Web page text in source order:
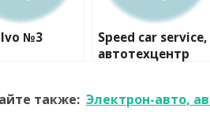
№3
Speed car service,
автотехцентр
также: Электрон-авто,